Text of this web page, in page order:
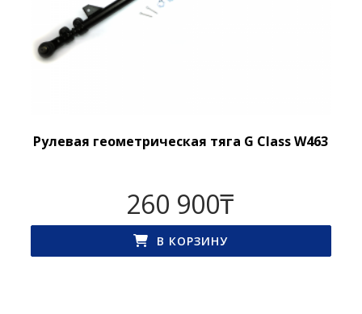
Рулевая геометрическая тяга G Class W463
260 900₸
В КОРЗИНУ